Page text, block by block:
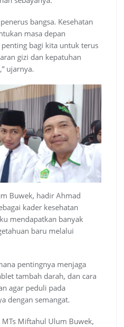
bangsa. Kesehatan
masa depan
bagi kita untuk terus
gizi dan kepatuhan
ujarnya.
Buwek, hadir Ahmad
kader kesehatan
mendapatkan banyak
baru melalui
pentingnya menjaga
tambah darah, dan cara
agar peduli pada
dengan semangat.
MTs Miftahul Ulum Buwek,